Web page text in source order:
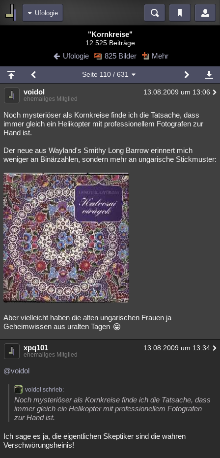
Ufologie
Blogs Videos
Chat Wiki Neuigkeiten
meine Rubriken
Menschen Mystery Kriminalfälle
Spiritualität Verschwörungen Technologie Ufologie
Natur
weitere Rubriken
Philosophie Träume Orte Esoterik Literatur
Astronomie Helpdesk Gruppen
Musik Clash Verbesserungen
Übersichten
Besucht Teilgenommen Alle Neue
Lesenswert Schlüsselwörter
"Kornkreise"
12.525 Beiträge
Ufologie 825 Bilder Mehr
Seite 110 / 631
voidol 13.08.2009 um 13:06
ehemaliges Mitglied
Noch mysteriöser als Kornkreise finde ich die Tatsache, dass
immer gleich ein Helikopter mit professionellem Fotografen zur
Hand ist.
Der neue aus Wayland's Smithy Long Barrow erinnert mich
weniger an Binärzahlen, sondern mehr an ungarische Stickmuster:
Aber vielleicht haben die alten ungarischen Frauen ja
Geheimwissen aus uralten Tagen
xpq101 13.08.2009 um 13:34
ehemaliges Mitglied
@voidol
voidol schrieb:
Noch mysteriöser als Kornkreise finde ich die Tatsache, dass
immer gleich ein Helikopter mit professionellem Fotografen
zur Hand ist.
Ich sage es ja, die eigentlichen Skeptiker sind die wahren
Verschwörungsheinis!